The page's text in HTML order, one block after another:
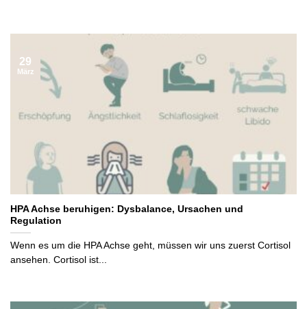
HPA Achse beruhigen: Dysbalance, Ursachen und
Regulation
Wenn es um die HPA Achse geht, müssen wir uns zuerst Cortisol
ansehen. Cortisol ist...
29
März